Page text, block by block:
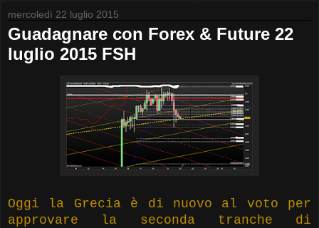
mercoledì 22 luglio 2015
Guadagnare con Forex & Future 22
luglio 2015 FSH
Oggi la Grecia è di nuovo al voto per
approvare la seconda tranche di